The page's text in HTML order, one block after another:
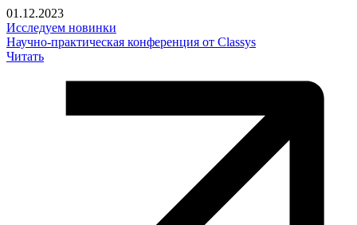
01.12.2023
Исследуем новинки
Научно-практическая конференция от Classys
Читать